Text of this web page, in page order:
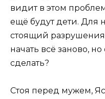
видит в этом
ещё будут дети. Для
стоящий
начать всё заново,
сделать?
Стоя перед мужем,